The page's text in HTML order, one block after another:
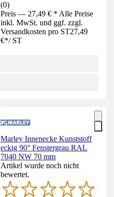
(0)
Preis — 27,49 € * Alle Preise
inkl. MwSt. und ggf. zzgl.
Versandkosten pro ST27,49
€*/ ST
Marley Innenecke Kunststoff
eckig 90° Fenstergrau RAL
7040 NW 70 mm
Artikel wurde noch nicht
bewertet.